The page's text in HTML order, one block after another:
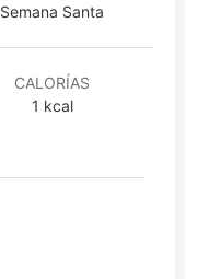
Semana Santa
CALORÍAS
1 kcal